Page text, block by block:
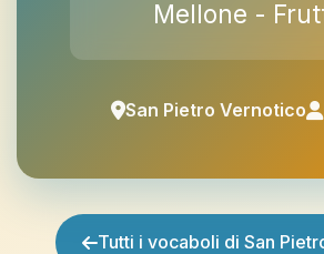
Mellone -
San Pietro Vernotico
Tutti i vocaboli di San